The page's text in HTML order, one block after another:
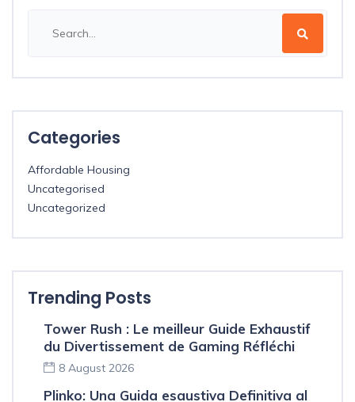
Categories
Affordable Housing
Uncategorised
Uncategorized
Trending Posts
Tower Rush : Le meilleur Guide Exhaustif
du Divertissement de Gaming Réfléchi
8 August 2026
Plinko: Una Guida esaustiva Definitiva al